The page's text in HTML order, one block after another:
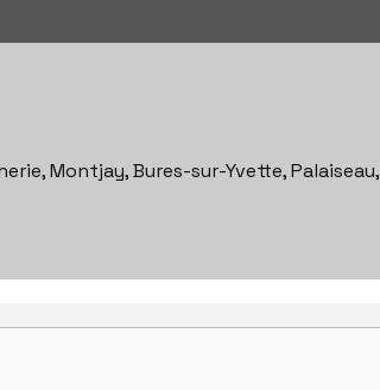
Montjay, Bures-sur-Yvette, Palaiseau,